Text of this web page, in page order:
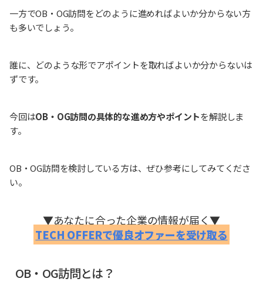
一方でOB・OG訪問をどのように進めればよいか分からない方
も多いでしょう。
誰に、どのような形でアポイントを取ればよいか分からないは
ずです。
今回はOB・OG訪問の具体的な進め方やポイントを解説しま
す。
OB・OG訪問を検討している方は、ぜひ参考にしてみてくださ
い。
▼あなたに合った企業の情報が届く▼
TECH OFFERで優良オファーを受け取る
OB・OG訪問とは？